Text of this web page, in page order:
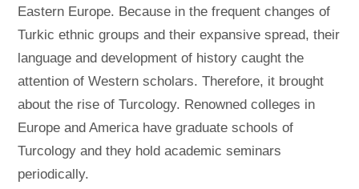
Eastern Europe. Because in the frequent changes of
Turkic ethnic groups and their expansive spread, their
language and development of history caught the
attention of Western scholars. Therefore, it brought
about the rise of Turcology. Renowned colleges in
Europe and America have graduate schools of
Turcology and they hold academic seminars
periodically.